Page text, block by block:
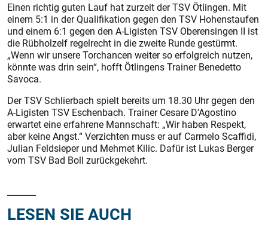
Einen richtig guten Lauf hat zurzeit der TSV Ötlingen. Mit
einem 5:1 in der Qualifikation gegen den TSV Hohenstaufen
und einem 6:1 gegen den A-Ligisten TSV Oberensingen II ist
die Rübholzelf regelrecht in die zweite Runde gestürmt.
„Wenn wir unsere Torchancen weiter so erfolgreich nutzen,
könnte was drin sein“, hofft Ötlingens Trainer Benedetto
Savoca.
Der TSV Schlierbach spielt bereits um 18.30 Uhr gegen den
A-Ligisten TSV Eschenbach. Trainer Cesare D’Agostino
erwartet eine erfahrene Mannschaft: „Wir haben Respekt,
aber keine Angst.“ Verzichten muss er auf Carmelo Scaffidi,
Julian Feldsieper und Mehmet Kilic. Dafür ist Lukas Berger
vom TSV Bad Boll zurückgekehrt.
LESEN SIE AUCH